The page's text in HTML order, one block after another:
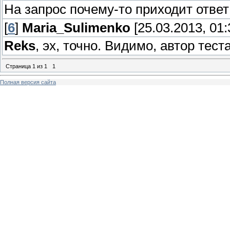
На запрос почему-то приходит
[6] Maria_Sulimenko [25.03.2013,
Reks, эх, точно. Видимо, автор
Страница 1 из 1 1
Полная версия сайта